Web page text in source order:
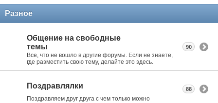
Разное
Общение на свободные
темы
Все, что не вошло в другие форумы. Если не знаете,
где разместить свою тему, делайте это здесь.
90
Поздравлялки
Поздравляем друг друга с чем только можно
88